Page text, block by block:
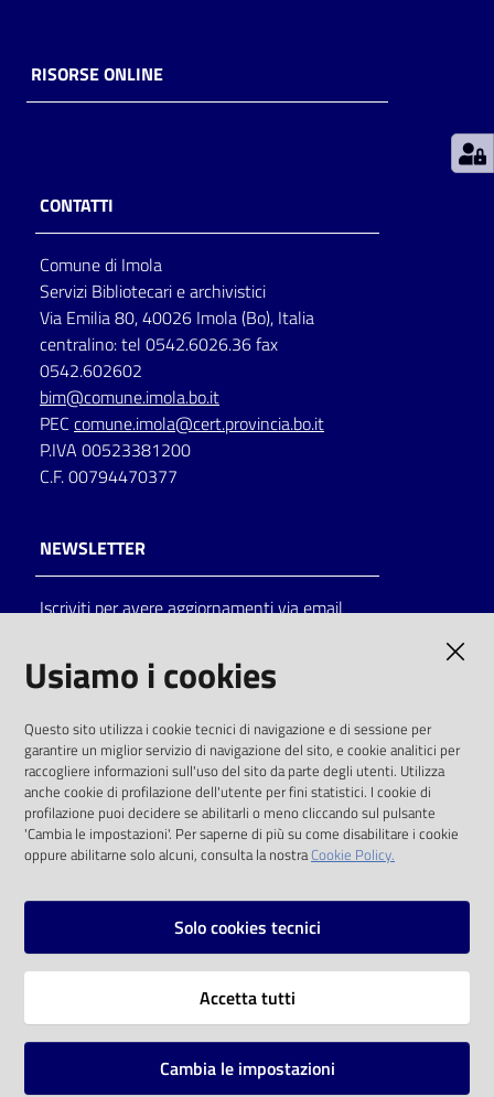
Decentrate
Seguici
su
on line
Eventi
Chiedi al
bibliotecario
Avvisi
RISORSE ONLINE
CONTATTI
Comune di Imola
Servizi Bibliotecari e archivistici
Via Emilia 80, 40026 Imola (Bo), Italia
centralino: tel 0542.6026.36 fax
0542.602602
bim@comune.imola.bo.it
PEC comune.imola@cert.provincia.bo.it
P.IVA 00523381200
C.F. 00794470377
NEWSLETTER
Iscriviti per avere aggiornamenti via email
solo alle condizioni previste dalla direttiva
comunitaria 2003/98/CE e dal d.lgs. 36/2006
SOCIAL
Instagram
Vai alla pagina
Usiamo i cookies
Questo sito utilizza i cookie tecnici di navigazione e di sessione per
garantire un miglior servizio di navigazione del sito, e cookie analitici per
raccogliere informazioni sull'uso del sito da parte degli utenti. Utilizza
anche cookie di profilazione dell'utente per fini statistici. I cookie di
profilazione puoi decidere se abilitarli o meno cliccando sul pulsante
'Cambia le impostazioni'. Per saperne di più su come disabilitare i cookie
oppure abilitarne solo alcuni, consulta la nostraCookie Policy.
Solo cookies tecnici
Accetta tutti
Cambia le impostazioni